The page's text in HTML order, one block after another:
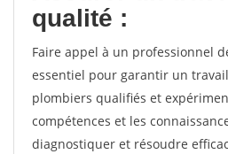
qualité :
Faire appel à un professionnel
essentiel pour garantir un
plombiers qualifiés et
compétences et les
diagnostiquer et résoudre